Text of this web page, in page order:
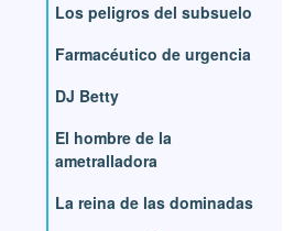
Los peligros del subsuelo
Farmacéutico de urgencia
DJ Betty
El hombre de la
ametralladora
La reina de las dominadas